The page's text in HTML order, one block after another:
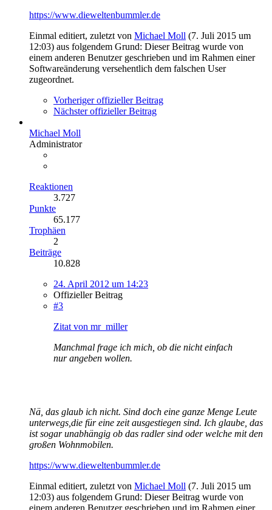
https://www.dieweltenbummler.de
Einmal editiert, zuletzt von Michael Moll (7. Juli 2015 um
12:03) aus folgendem Grund: Dieser Beitrag wurde von
einem anderen Benutzer geschrieben und im Rahmen einer
Softwareänderung versehentlich dem falschen User
zugeordnet.
Vorheriger offizieller Beitrag
Nächster offizieller Beitrag
Michael Moll
Administrator
Reaktionen
3.727
Punkte
65.177
Trophäen
2
Beiträge
10.828
24. April 2012 um 14:23
Offizieller Beitrag
#3
Zitat von mr_miller
Manchmal frage ich mich, ob die nicht einfach
nur angeben wollen.
Nä, das glaub ich nicht. Sind doch eine ganze Menge Leute
unterwegs,die für eine zeit ausgestiegen sind. Ich glaube, das
ist sogar unabhängig ob das radler sind oder welche mit den
großen Wohnmobilen.
https://www.dieweltenbummler.de
Einmal editiert, zuletzt von Michael Moll (7. Juli 2015 um
12:03) aus folgendem Grund: Dieser Beitrag wurde von
einem anderen Benutzer geschrieben und im Rahmen einer